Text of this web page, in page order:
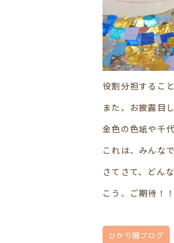
役割分担するこ
また、お披露目
金色の色紙や千
これは、みんな
さてさて、どん
こう、ご期待！！
ひかり園ブログ